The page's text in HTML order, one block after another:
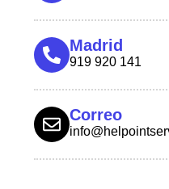
Madrid
919 920 141
Correo